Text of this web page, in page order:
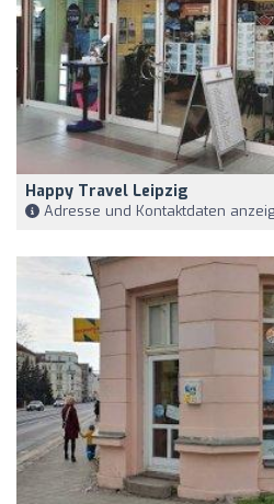
Happy Travel Leipzig
Adresse und Kontaktdaten